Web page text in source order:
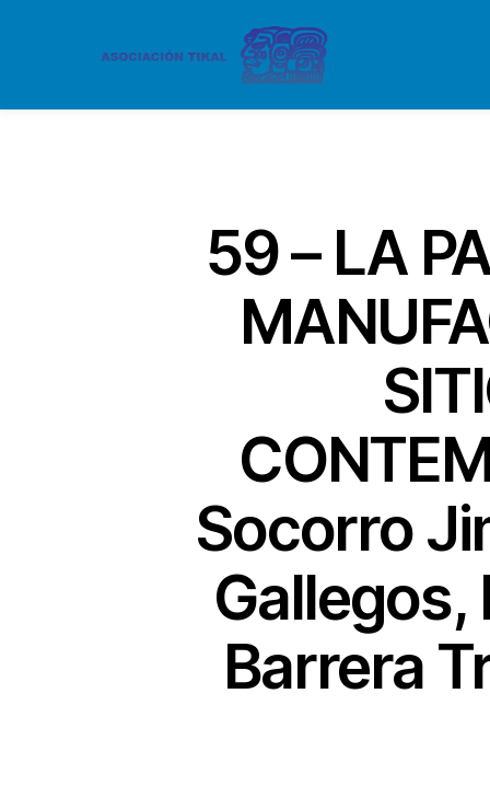
59 – LA
Socorro
Gallegos,
Barrera